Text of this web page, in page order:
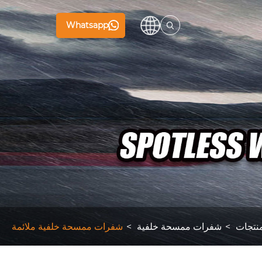
Whatsapp
شفرات ممسحة خلفية شفرات ممسحة خلفية ملائمة